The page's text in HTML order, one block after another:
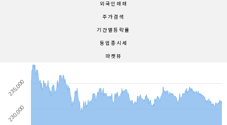
외국인매매
주가검색
기간별등락률
동업종시세
마켓뷰